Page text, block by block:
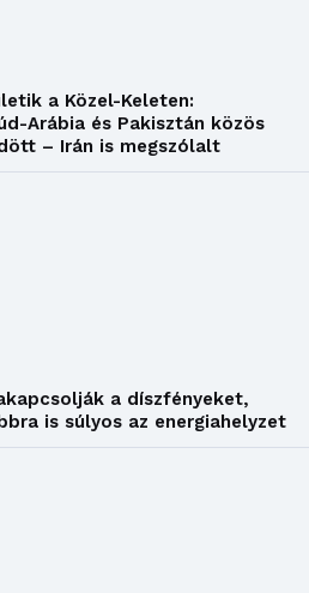
a Közel-Keleten:
Arábia és Pakisztán közös
– Irán is megszólalt
a díszfényeket,
is súlyos az energiahelyzet